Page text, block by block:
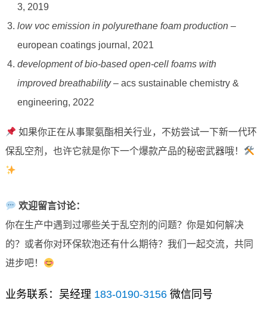
3, 2019
low voc emission in polyurethane foam production–
european coatings journal, 2021
development of bio-based open-cell foams with
improved breathability– acs sustainable chemistry &
engineering, 2022
如果你正在从事聚氨酯相关行业，不妨尝试一下新一代环
保乱空剂，也许它就是你下一个爆款产品的秘密武器哦！
欢迎留言讨论：
你在生产中遇到过哪些关于乱空剂的问题？你是如何解决
的？或者你对环保软泡还有什么期待？我们一起交流，共同
进步吧！
业务联系：吴经理 183-0190-3156微信同号